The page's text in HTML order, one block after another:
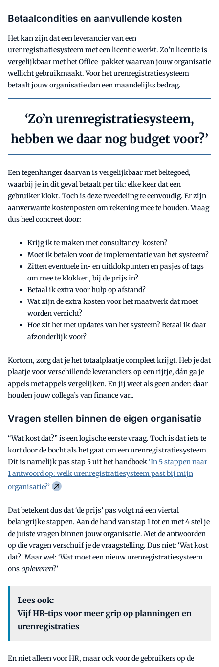
Betaalcondities en aanvullende kosten
Het kan zijn dat een leverancier van een
urenregistratiesysteem met een licentie werkt. Zo’n licentie is
vergelijkbaar met het Office-pakket waarvan jouw organisatie
wellicht gebruikmaakt. Voor het urenregistratiesysteem
betaalt jouw organisatie dan een maandelijks bedrag.
‘Zo’n urenregistratiesysteem,
hebben we daar nog budget voor?’
Een tegenhanger daarvan is vergelijkbaar met beltegoed,
waarbij je in dit geval betaalt per tik: elke keer dat een
gebruiker klokt. Toch is deze tweedeling te eenvoudig. Er zijn
aanverwante kostenposten om rekening mee te houden. Vraag
dus heel concreet door:
Krijg ik te maken met consultancy-kosten?
Moet ik betalen voor de implementatie van het systeem?
Zitten eventuele in- en uitklokpunten en pasjes of tags
om mee te klokken, bij de prijs in?
Betaal ik extra voor hulp op afstand?
Wat zijn de extra kosten voor het maatwerk dat moet
worden verricht?
Hoe zit het met updates van het systeem? Betaal ik daar
afzonderlijk voor?
Kortom, zorg dat je het totaalplaatje compleet krijgt. Heb je dat
plaatje voor verschillende leveranciers op een rijtje, dán ga je
appels met appels vergelijken. En jij weet als geen ander: daar
houden jouw collega’s van finance van.
Vragen stellen binnen de eigen organisatie
“Wat kost dat?” is een logische eerste vraag. Toch is dat iets te
kort door de bocht als het gaat om een urenregistratiesysteem.
Dit is namelijk pas stap 5 uit het handboek‘In 5 stappen naar
1 antwoord op: welk urenregistratiesysteem past bij mijn
organisatie?’
Dat betekent dus dat ‘de prijs’ pas volgt ná een viertal
belangrijke stappen. Aan de hand van stap 1 tot en met 4 stel je
de juiste vragen binnen jouw organisatie. Met de antwoorden
op die vragen verschuif je de vraagstelling. Dus niet: ‘Wat kost
dat?’ Maar wel: ‘Wat moet een nieuw urenregistratiesysteem
ons opleveren?’
Lees ook:
Vijf HR-tips voor meer grip op planningen en
urenregistraties
En niet alleen voor HR, maar ook voor de gebruikers op de